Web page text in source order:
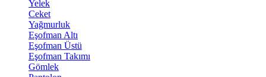
Yelek
Ceket
Yağmurluk
Eşofman Altı
Eşofman Üstü
Eşofman Takımı
Gömlek